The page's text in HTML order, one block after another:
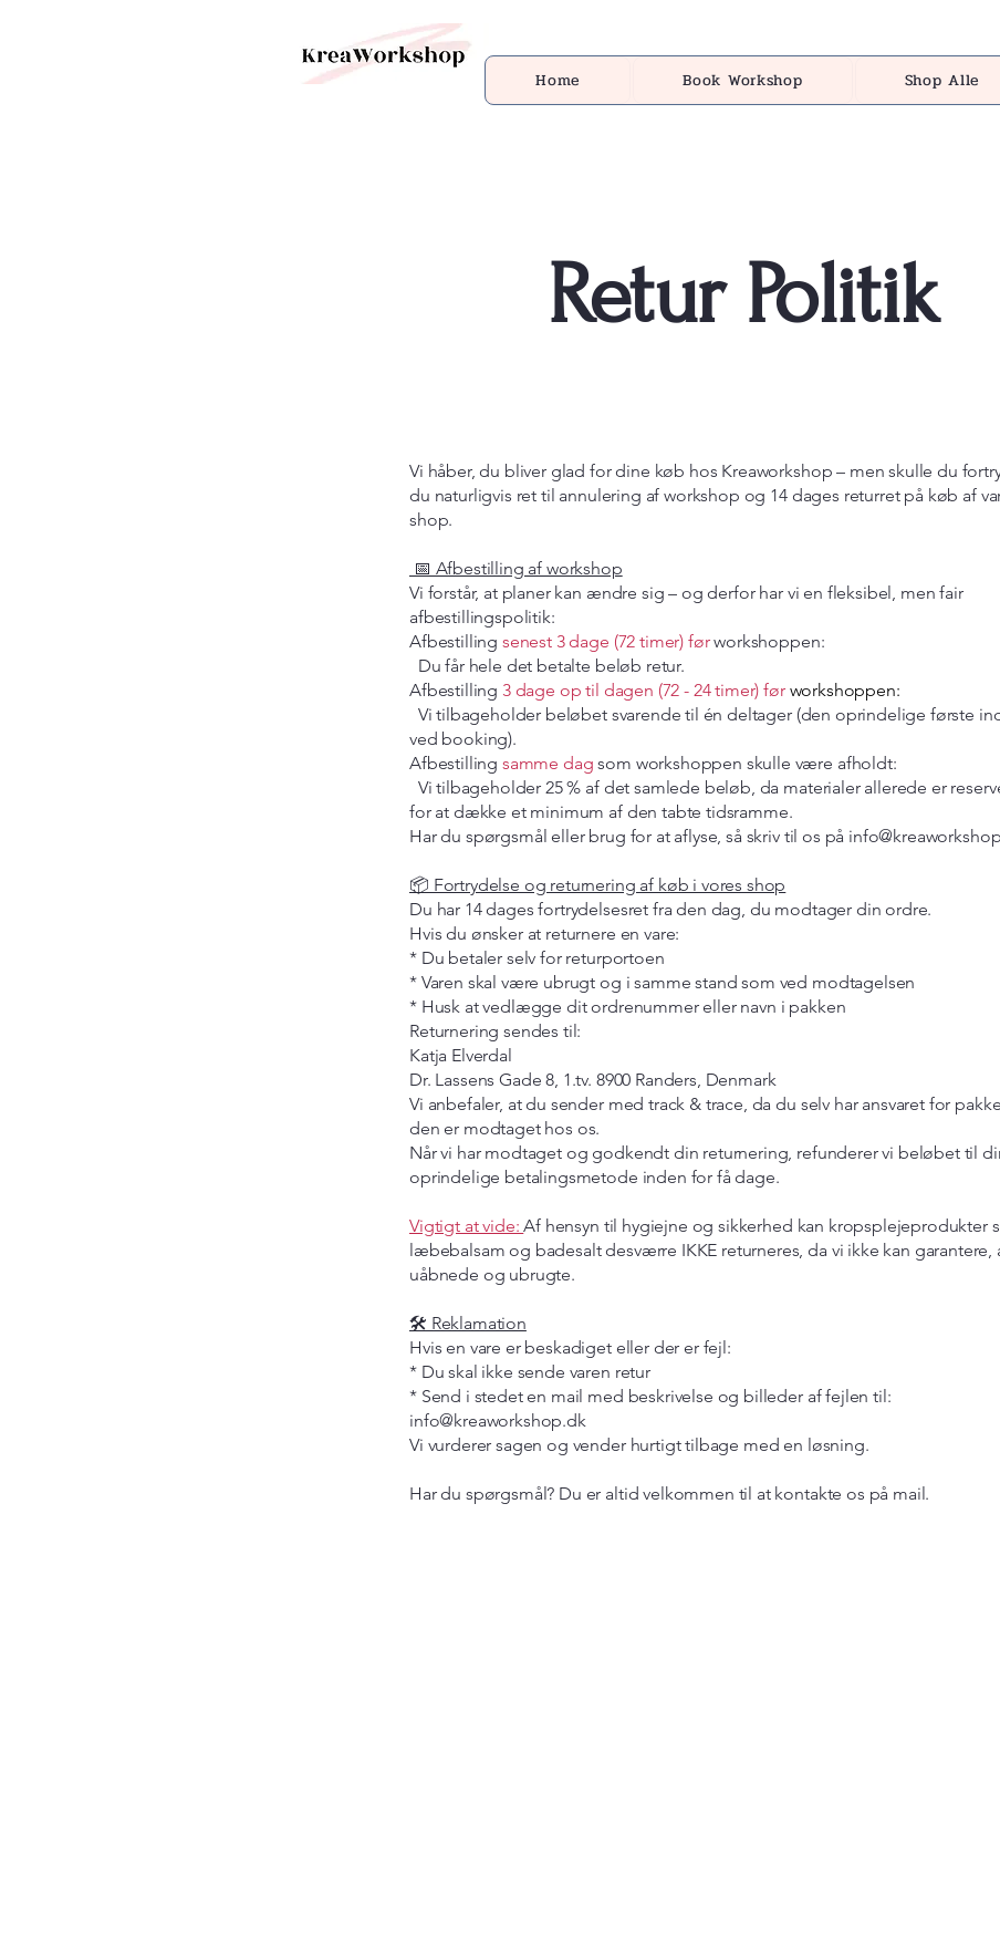
Home Book Workshop Shop Alle
Retur Politik
Vi håber, du bliver glad for dine køb hos Kreaworkshop – men skulle du
du naturligvis ret til annulering af workshop og 14 dages returret på køb af
shop.
📅 Afbestilling af workshop
Vi forstår, at planer kan ændre sig – og derfor har vi en fleksibel, men fair
afbestillingspolitik:
Afbestilling senest 3 dage (72 timer) førworkshoppen:
Du får hele det betalte beløb retur.
Afbestilling 3 dage op til dagen (72 - 24 timer) førworkshoppen:
Vi tilbageholder beløbet svarende til én deltager (den oprindelige første
ved booking).
Afbestilling samme dag som workshoppen skulle være afholdt:
Vi tilbageholder 25 % af det samlede beløb, da materialer allerede er
for at dække et minimum af den tabte tidsramme.
Har du spørgsmål eller brug for at aflyse, så skriv til os på
📦 Fortrydelse og returnering af køb i vores shop
Du har 14 dages fortrydelsesret fra den dag, du modtager din ordre.
Hvis du ønsker at returnere en vare:
* Du betaler selv for returportoen
* Varen skal være ubrugt og i samme stand som ved modtagelsen
* Husk at vedlægge dit ordrenummer eller navn i pakken
Returnering sendes til:
Katja Elverdal
Dr. Lassens Gade 8, 1.tv. 8900 Randers, Denmark
Vi anbefaler, at du sender med track & trace, da du selv har ansvaret for
den er modtaget hos os.
Når vi har modtaget og godkendt din returnering, refunderer vi beløbet til
oprindelige betalingsmetode inden for få dage.
Vigtigt at vide:Af hensyn til hygiejne og sikkerhed kan kropsplejeprodukter
læbebalsam og badesalt desværre IKKE returneres, da vi ikke kan garantere,
uåbnede og ubrugte.
🛠 Reklamation
Hvis en vare er beskadiget eller der er fejl:
* Du skal ikke sende varen retur
* Send i stedet en mail med beskrivelse og billeder af fejlen til:
info@kreaworkshop.dk
Vi vurderer sagen og vender hurtigt tilbage med en løsning.
Har du spørgsmål? Du er altid velkommen til at kontakte os på mail.